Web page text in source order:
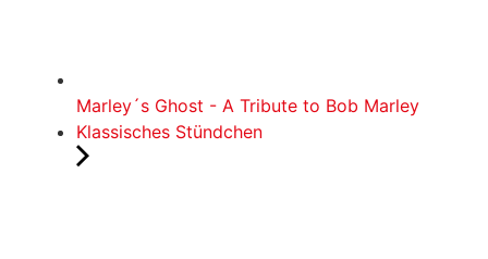
Marley´s Ghost - A Tribute to Bob Marley
Klassisches Stündchen